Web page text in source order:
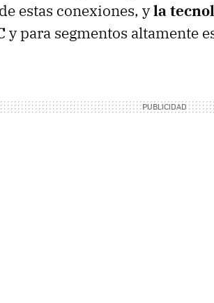
estas conexiones, yla
y para segmentos altamente